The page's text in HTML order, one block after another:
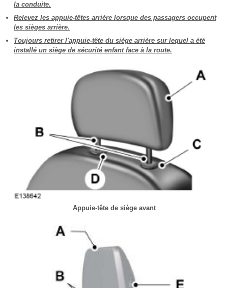
la conduite.
Relevez les appuie-têtes arrière lorsque des passagers occupent
les sièges arrière.
Toujours retirer l'appuie-tête du siège arrière sur lequel a été
installé un siège de sécurité enfant face à la route.
Appuie-tête de siège avant